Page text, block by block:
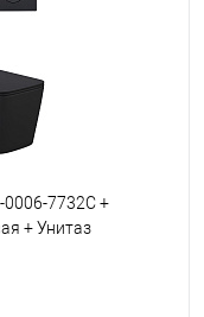
0006-7732C +
+ Унитаз